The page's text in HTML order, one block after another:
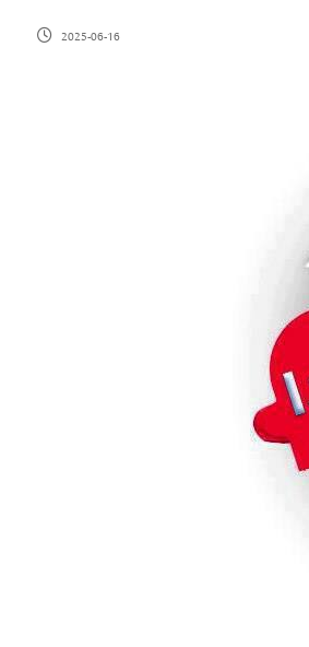
2025-06-16